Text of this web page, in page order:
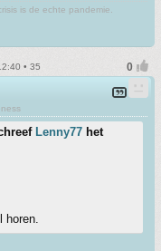
is de echte pandemie.
• 35
Lenny77 het
horen.